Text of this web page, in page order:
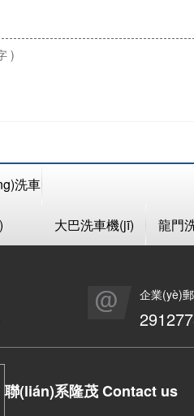
)
洗車
大巴洗車機(jī) 龍門
企業(yè)
聯(lián)系隆茂 Contact us